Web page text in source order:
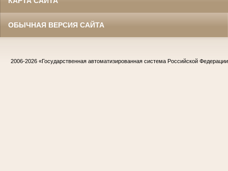
ОБЫЧНАЯ ВЕРСИЯ САЙТА
2006-2026 «Государственная автоматизированная система Российской